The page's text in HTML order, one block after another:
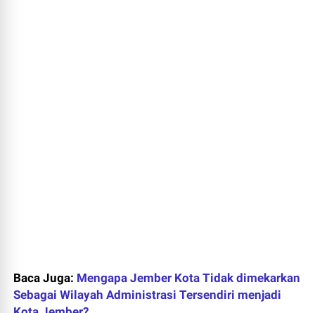
Baca Juga: Mengapa Jember Kota Tidak dimekarkan
Sebagai Wilayah Administrasi Tersendiri menjadi